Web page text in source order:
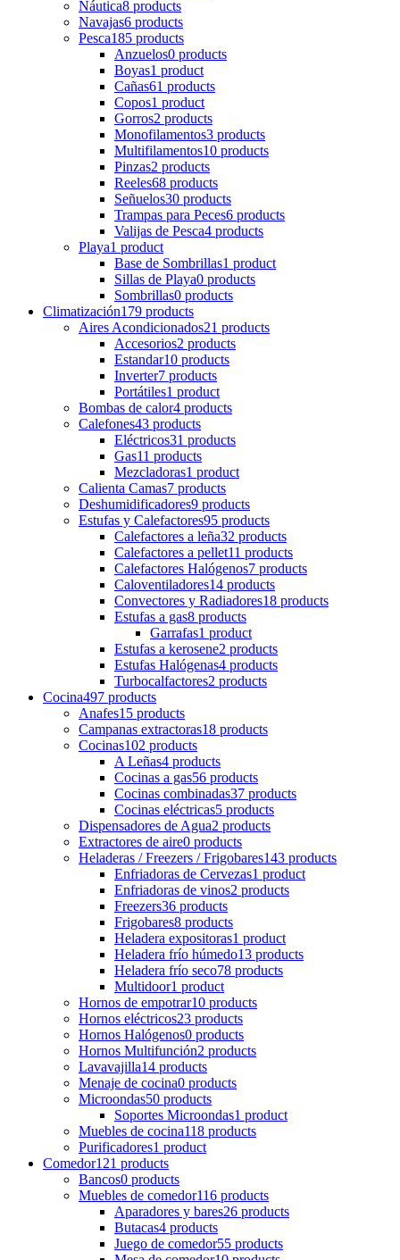
Náutica8 products
Navajas6 products
Pesca185 products
Anzuelos0 products
Boyas1 product
Cañas61 products
Copos1 product
Gorros2 products
Monofilamentos3 products
Multifilamentos10 products
Pinzas2 products
Reeles68 products
Señuelos30 products
Trampas para Peces6 products
Valijas de Pesca4 products
Playa1 product
Base de Sombrillas1 product
Sillas de Playa0 products
Sombrillas0 products
Climatización179 products
Aires Acondicionados21 products
Accesorios2 products
Estandar10 products
Inverter7 products
Portátiles1 product
Bombas de calor4 products
Calefones43 products
Eléctricos31 products
Gas11 products
Mezcladoras1 product
Calienta Camas7 products
Deshumidificadores9 products
Estufas y Calefactores95 products
Calefactores a leña32 products
Calefactores a pellet11 products
Calefactores Halógenos7 products
Caloventiladores14 products
Convectores y Radiadores18 products
Estufas a gas8 products
Garrafas1 product
Estufas a kerosene2 products
Estufas Halógenas4 products
Turbocalfactores2 products
Cocina497 products
Anafes15 products
Campanas extractoras18 products
Cocinas102 products
A Leñas4 products
Cocinas a gas56 products
Cocinas combinadas37 products
Cocinas eléctricas5 products
Dispensadores de Agua2 products
Extractores de aire0 products
Heladeras / Freezers / Frigobares143 products
Enfriadoras de Cervezas1 product
Enfriadoras de vinos2 products
Freezers36 products
Frigobares8 products
Heladera expositoras1 product
Heladera frío húmedo13 products
Heladera frío seco78 products
Multidoor1 product
Hornos de empotrar10 products
Hornos eléctricos23 products
Hornos Halógenos0 products
Hornos Multifunción2 products
Lavavajilla14 products
Menaje de cocina0 products
Microondas50 products
Soportes Microondas1 product
Muebles de cocina118 products
Purificadores1 product
Comedor121 products
Bancos0 products
Muebles de comedor116 products
Aparadores y bares26 products
Butacas4 products
Juego de comedor55 products